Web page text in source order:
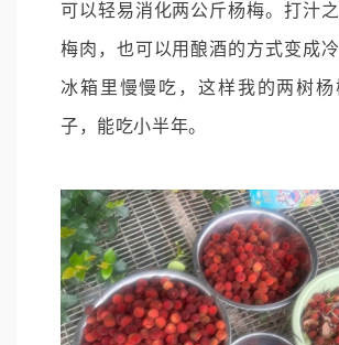
可以轻易消化两公斤杨梅。打汁
梅肉，也可以用酿酒的方式变成
冰箱里慢慢吃，这样我的两树杨
子，能吃小半年。